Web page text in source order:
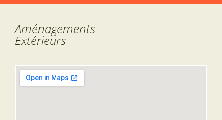
Aménagements
Extérieurs